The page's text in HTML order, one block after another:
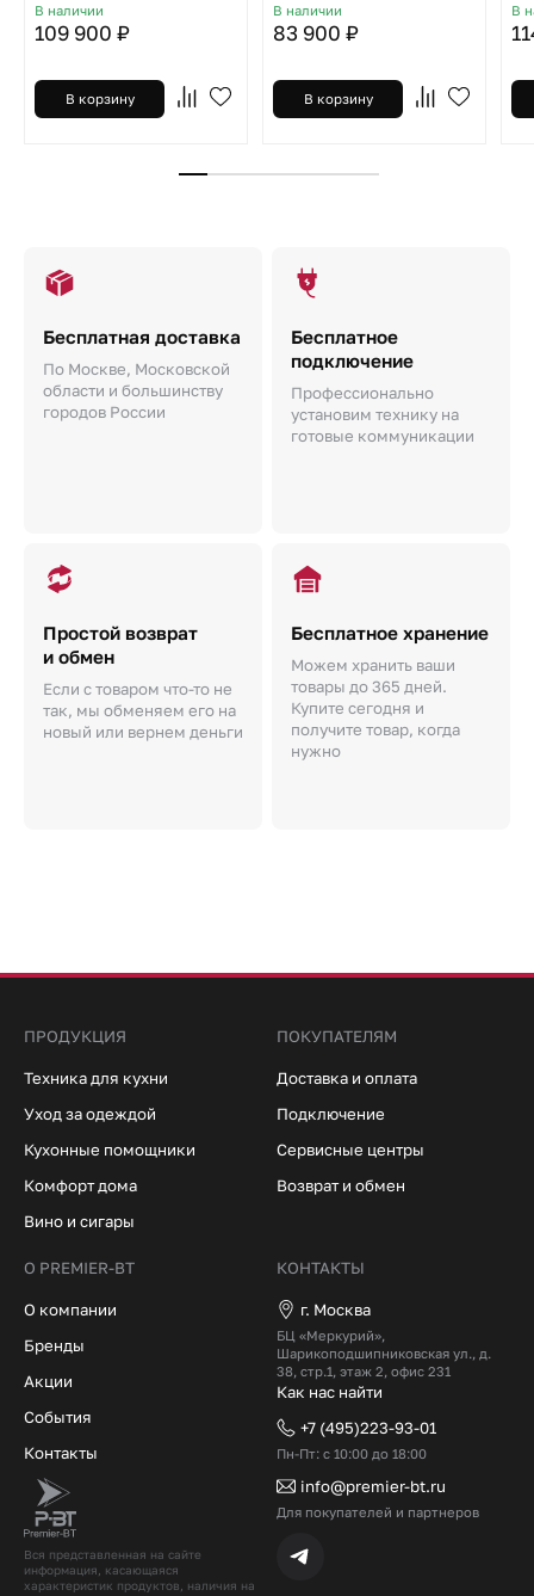
В наличии
109 900 ₽
В корзину
В наличии
83 900 ₽
В корзину
В
Бесплатная доставка
По Москве, Московской
области и большинству
городов России
Бесплатное
подключение
Профессионально
установим технику на
готовые коммуникации
Простой возврат
и обмен
Если с товаром что-то не
так, мы обменяем его на
новый или вернем деньги
Бесплатное хранение
Можем хранить ваши
товары до 365 дней.
Купите сегодня и
получите товар, когда
нужно
Вся представленная на сайте
информация, касающаяся
характеристик продуктов, наличия на
ПРОДУКЦИЯ
Техника для кухни
Уход за одеждой
Кухонные помощники
Комфорт дома
Вино и сигары
ПОКУПАТЕЛЯМ
Доставка и оплата
Подключение
Сервисные центры
Возврат и обмен
О PREMIER-BT
О компании
Бренды
Акции
События
Контакты
КОНТАКТЫ
г. Москва
БЦ «Меркурий»,
Шарикоподшипниковская ул., д.
38, стр.1, этаж 2, офис 231
Как нас найти
+7 (495)223-93-01
Пн-Пт: с 10:00 до 18:00
info@premier-bt.ru
Для покупателей и партнеров